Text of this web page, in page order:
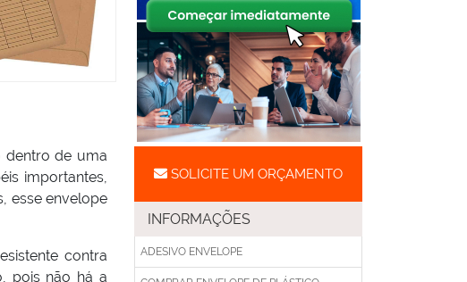
dentro de uma
importantes,
esse envelope
contra
pois não há a
SOLICITE UM ORÇAMENTO
INFORMAÇÕES
ADESIVO ENVELOPE